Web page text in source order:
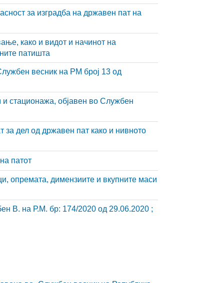
за изградба на државен пат на
како и видот и начинот на
патишта
весник на РМ број 13 од
и стационажа, објавен во Службен
за дел од државен пат како и нивното
патот
опремата, димензиите и вкупните маси
Р.М. бр: 174/2020 од 29.06.2020 ;